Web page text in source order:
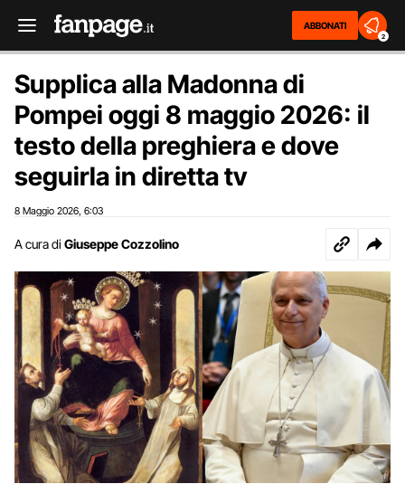
ABBONATI
2
Supplica alla Madonna di
Pompei oggi 8 maggio 2026: il
testo della preghiera e dove
seguirla in diretta tv
8 Maggio 2026 6:03
A cura di Giuseppe Cozzolino